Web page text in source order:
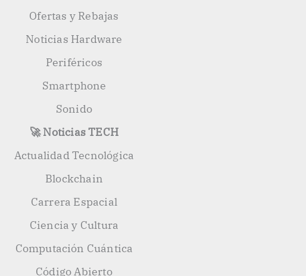
Ofertas y Rebajas
Noticias Hardware
Periféricos
Smartphone
Sonido
🚀 Noticias TECH
Actualidad Tecnológica
Blockchain
Carrera Espacial
Ciencia y Cultura
Computación Cuántica
Código Abierto